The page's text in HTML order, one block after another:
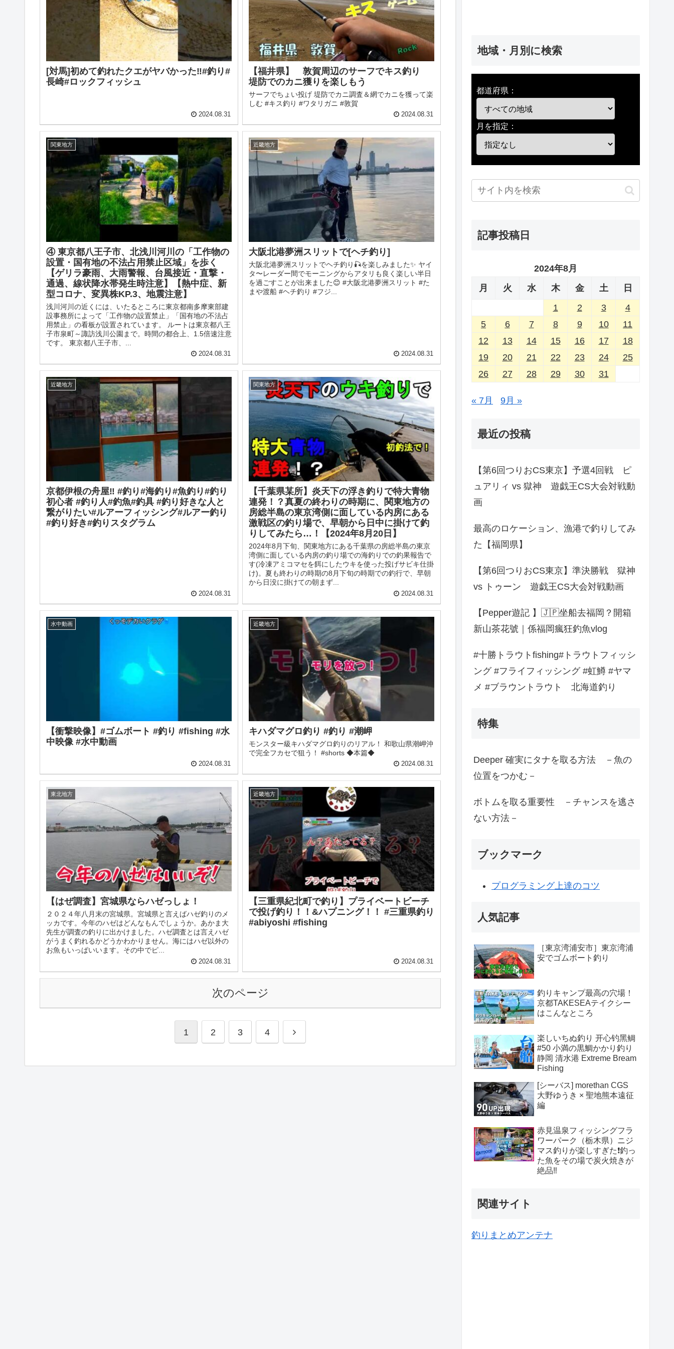
[対馬]初めて釣れたクエがヤバかった‼️#釣り#
長崎#ロックフィッシュ
2024.08.31
【福井県】 敦賀周辺のサーフでキス釣り
堤防でのカニ獲りを楽しもう
サーフでちょい投げ 堤防でカニ調査＆網でカニを獲って楽
しむ #キス釣り #ワタリガニ #敦賀
2024.08.31
関東地方
④ 東京都八王子市、北浅川河川の「工作物の
設置・国有地の不法占用禁止区域」を歩く
【ゲリラ豪雨、大雨警報、台風接近・直撃・
通過、線状降水帯発生時注意】【熱中症、新
型コロナ、変異株KP.3、地震注意】
浅川河川の近くには、いたるところに東京都南多摩東部建
設事務所によって「工作物の設置禁止」「国有地の不法占
用禁止」の看板が設置されています。 ルートは東京都八王
子市泉町～諏訪浅川公園まで。時間の都合上、1.5倍速注意
です。 東京都八王子市、...
2024.08.31
近畿地方
大阪北港夢洲スリットで[ヘチ釣り]
大阪北港夢洲スリットでヘチ釣り🎣を楽しみました✨ ヤイ
タ〜レーダー間でモーニングからアタリも良く楽しい半日
を過ごすことが出来ました😊 #大阪北港夢洲スリット #た
まや渡船 #ヘチ釣り #フジ...
2024.08.31
近畿地方
京都伊根の舟屋‼️ #釣り#海釣り#魚釣り#釣り
初心者 #釣り人#釣魚#釣具 #釣り好きな人と
繋がりたい#ルアーフィッシング#ルアー釣り
#釣り好き#釣りスタグラム
2024.08.31
関東地方
【千葉県某所】炎天下の浮き釣りで特大青物
連発！？真夏の終わりの時期に、関東地方の
房総半島の東京湾側に面している内房にある
激戦区の釣り場で、早朝から日中に掛けて釣
りしてみたら…！【2024年8月20日】
2024年8月下旬、関東地方にある千葉県の房総半島の東京
湾側に面している内房の釣り場での海釣りでの釣果報告で
す(冷凍アミコマセを餌にしたウキを使った投げサビキ仕掛
け)。夏も終わりの時期の8月下旬の時期での釣行で、早朝
から日没に掛けての朝まず...
2024.08.31
水中動画
【衝撃映像】#ゴムボート #釣り #fishing #水
中映像 #水中動画
2024.08.31
近畿地方
キハダマグロ釣り #釣り #潮岬
モンスター級キハダマグロ釣りのリアル！ 和歌山県潮岬沖
で完全フカセで狙う！ #shorts ◆本篇◆
2024.08.31
東北地方
【はぜ調査】宮城県ならハゼっしょ！
２０２４年八月末の宮城県。宮城県と言えばハゼ釣りのメ
ッカです。今年のハゼはどんなもんでしょうか。あかま大
先生が調査の釣りに出かけました。ハゼ調査とは言えハゼ
がうまく釣れるかどうかわかりません。海にはハゼ以外の
お魚もいっぱいいます。その中でピ...
2024.08.31
近畿地方
【三重県紀北町で釣り】プライベートビーチ
で投げ釣り！！&ハプニング！！ #三重県釣り
#abiyoshi #fishing
2024.08.31
次のページ
1 2 3 4
地域・月別に検索
都道府県：
月を指定：
記事投稿日
2024年8月
月
火 水 木 金 土
日
1
2 3
4
5
6 7 8 9 10
11
12
13 14 15 16 17
18
19
20 21 22 23 24
25
26
27 28 29 30 31
« 7月 9月 »
最近の投稿
【第6回つりおCS東京】予選4回戦 ピ
ュアリィ vs 獄神 遊戯王CS大会対戦動
画
最高のロケーション、漁港で釣りしてみ
た【福岡県】
【第6回つりおCS東京】準決勝戦 獄神
vs トゥーン 遊戯王CS大会対戦動画
【Pepper遊記 】🇯🇵坐船去福岡？開箱
新山茶花號｜係福岡瘋狂釣魚vlog
#十勝トラウトfishing#トラウトフィッシ
ング #フライフィッシング #虹鱒 #ヤマ
メ #ブラウントラウト 北海道釣り
特集
Deeper 確実にタナを取る方法 －魚の
位置をつかむ－
ボトムを取る重要性 －チャンスを逃さ
ない方法－
ブックマーク
プログラミング上達のコツ
人気記事
［東京湾浦安市］東京湾浦
安でゴムボート釣り
釣りキャンプ最高の穴場！
京都TAKESEAテイクシー
はこんなところ
楽しいちぬ釣り 开心钓黑鲷
#50 小満の黒鯛かかり釣り
静岡 清水港 Extreme Bream
Fishing
[シーバス] morethan CGS
大野ゆうき × 聖地熊本遠征
編
赤見温泉フィッシングフラ
ワーパーク（栃木県）ニジ
マス釣りが楽しすぎた❗️釣っ
た魚をその場で炭火焼きが
絶品‼️
関連サイト
釣りまとめアンテナ